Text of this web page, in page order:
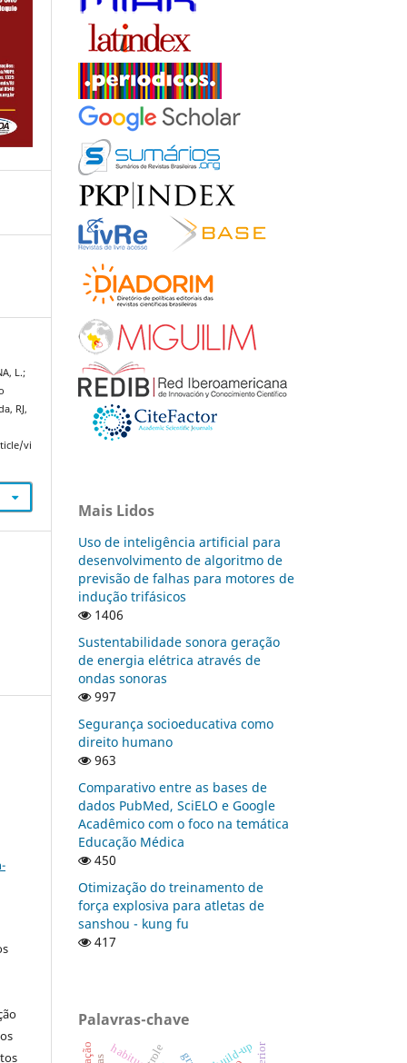
L.;
RJ,
vi
Mais Lidos
Uso de inteligência artificial para
desenvolvimento de algoritmo de
previsão de falhas para motores de
indução trifásicos
1406
Sustentabilidade sonora geração
de energia elétrica através de
ondas sonoras
997
Segurança socioeducativa como
direito humano
963
Comparativo entre as bases de
dados PubMed, SciELO e Google
Acadêmico com o foco na temática
Educação Médica
450
Otimização do treinamento de
força explosiva para atletas de
sanshou - kung fu
417
Palavras-chave
build-up
habitus